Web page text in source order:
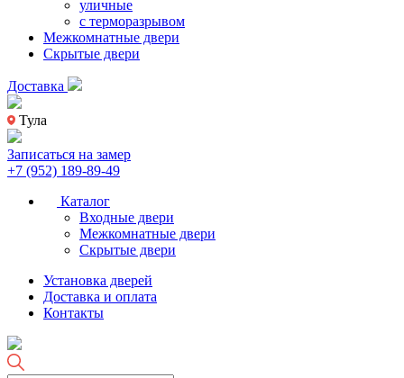
уличные
с терморазрывом
Межкомнатные двери
Скрытые двери
Доставка
Тула
Записаться на замер
+7 (952) 189-89-49
Каталог
Входные двери
Межкомнатные двери
Скрытые двери
Установка дверей
Доставка и оплата
Контакты